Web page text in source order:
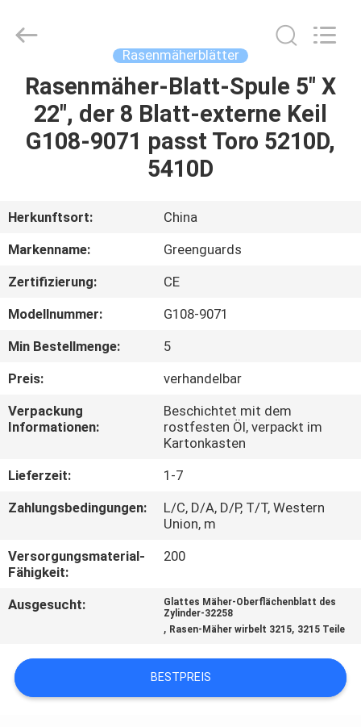
HAUS
PRODUKTE
UNS
AUSFLUG
QUALITÄTSKONTROLLE
TRETEN
SIE
UNS
IN
NACHRICHTEN
SIE EIN
ZITAT
Trading
Reserved.
Rasenmäherblätter
Rasenmäher-Blatt-Spule 5" X
22", der 8 Blatt-externe Keil
G108-9071 passt Toro 5210D,
5410D
Herkunftsort:
China
Markenname:
Greenguards
Zertifizierung:
CE
Modellnummer:
G108-9071
Min Bestellmenge:
5
Preis:
verhandelbar
Verpackung
Informationen:
Beschichtet mit dem
rostfesten Öl, verpackt im
Kartonkasten
Lieferzeit:
1-7
Zahlungsbedingungen:
L/C, D/A, D/P, T/T, Western
Union, m
Versorgungsmaterial-
Fähigkeit:
200
Ausgesucht:
Glattes Mäher-Oberflächenblatt des
Zylinder-32258
, Rasen-Mäher wirbelt 3215, 3215 Teile
BESTPREIS